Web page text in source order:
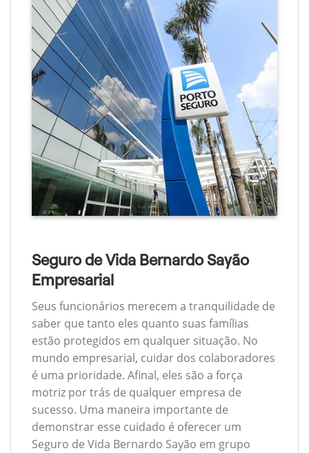
Seguro de Vida Bernardo Sayão
Empresarial
Seus funcionários merecem a tranquilidade de
saber que tanto eles quanto suas famílias
estão protegidos em qualquer situação. No
mundo empresarial, cuidar dos colaboradores
é uma prioridade. Afinal, eles são a força
motriz por trás de qualquer empresa de
sucesso. Uma maneira importante de
demonstrar esse cuidado é oferecer um
Seguro de Vida Bernardo Sayão em grupo